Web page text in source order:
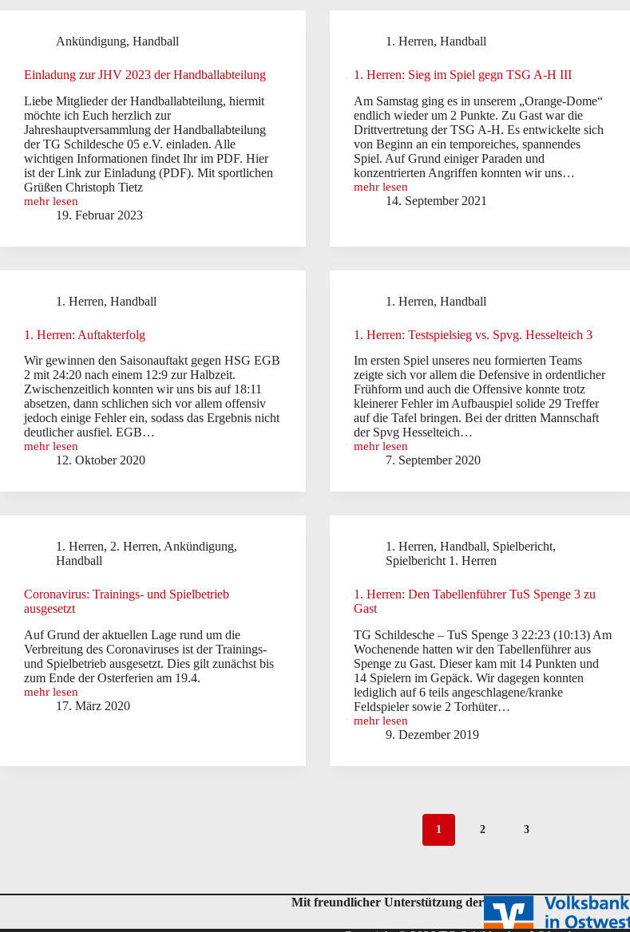
Ankündigung, Handball
Einladung zur JHV 2023 der Handballabteilung
Liebe Mitglieder der Handballabteilung, hiermit
möchte ich Euch herzlich zur
Jahreshauptversammlung der Handballabteilung
der TG Schildesche 05 e.V. einladen. Alle
wichtigen Informationen findet Ihr im PDF. Hier
ist der Link zur Einladung (PDF). Mit sportlichen
Grüßen Christoph Tietz
mehr lesen
Einladung
2023
19. Februar 2023
1. Herren,Handball
1. Herren: Sieg im Spiel gegn TSG A-H III
Am Samstag ging es in unserem „Orange-Dome“
endlich wieder um 2 Punkte. Zu Gast war die
Drittvertretung der TSG A-H. Es entwickelte sich
von Beginn an ein temporeiches, spannendes
Spiel. Auf Grund einiger Paraden und
konzentrierten Angriffen konnten wir uns…
mehr lesen
1.
Herren:
Spiel
14. September 2021
1. Herren, Handball
1. Herren: Auftakterfolg
Wir gewinnen den Saisonauftakt gegen HSG EGB
2 mit 24:20 nach einem 12:9 zur Halbzeit.
Zwischenzeitlich konnten wir uns bis auf 18:11
absetzen, dann schlichen sich vor allem offensiv
jedoch einige Fehler ein, sodass das Ergebnis nicht
deutlicher ausfiel. EGB…
mehr lesen
1.
Herren:12. Oktober 2020
1. Herren,Handball
1. Herren: Testspielsieg vs. Spvg. Hesselteich 3
Im ersten Spiel unseres neu formierten Teams
zeigte sich vor allem die Defensive in ordentlicher
Frühform und auch die Offensive konnte trotz
kleinerer Fehler im Aufbauspiel solide 29 Treffer
auf die Tafel bringen. Bei der dritten Mannschaft
der Spvg Hesselteich…
mehr lesen
1.
Herren:
vs.
7. September 2020
1. Herren, 2. Herren, Ankündigung,
Handball
Coronavirus: Trainings- und Spielbetrieb
ausgesetzt
Auf Grund der aktuellen Lage rund um die
Verbreitung des Coronaviruses ist der Trainings-
und Spielbetrieb ausgesetzt. Dies gilt zunächst bis
zum Ende der Osterferien am 19.4.
mehr lesen
Coronavirus:
Trainings-17. März 2020
1. Herren,Handball, Spielbericht,
Spielbericht 1. Herren
1. Herren: Den Tabellenführer TuS Spenge 3 zu
Gast
TG Schildesche – TuS Spenge 3 22:23 (10:13) Am
Wochenende hatten wir den Tabellenführer aus
Spenge zu Gast. Dieser kam mit 14 Punkten und
14 Spielern im Gepäck. Wir dagegen konnten
lediglich auf 6 teils angeschlagene/kranke
Feldspieler sowie 2 Torhüter…
mehr lesen
1.
Herren:
Tabellenführer
9. Dezember 2019
1 2 3
Mit freundlicher Unterstützung der